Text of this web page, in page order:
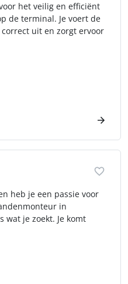
het veilig en efficiënt
de terminal. Je voert de
uit en zorgt ervoor
heb je een passie voor
in
wat je zoekt. Je komt